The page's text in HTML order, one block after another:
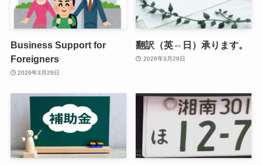
Business Support for
Foreigners
2026年3月29日
翻訳（英⇔日）承ります。
2026年3月29日